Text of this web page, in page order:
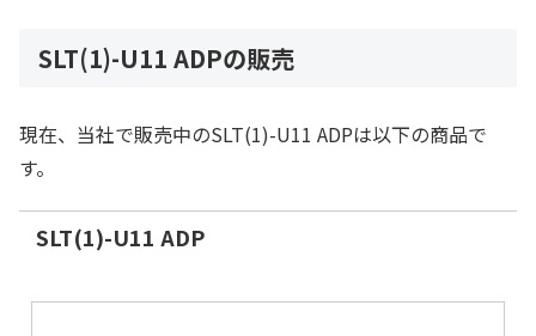
SLT(1)-U11 ADPの販売
現在、当社で販売中のSLT(1)-U11 ADPは以下の商品で
す。
SLT(1)-U11 ADP